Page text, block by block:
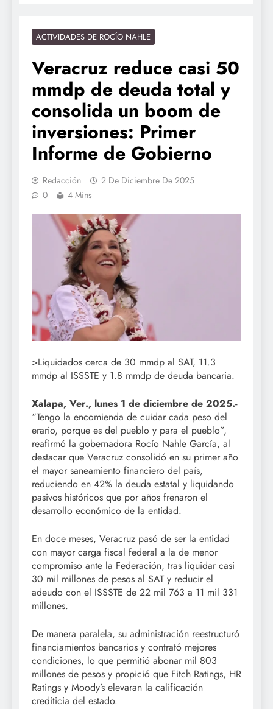
ACTIVIDADES DE ROCÍO NAHLE
Veracruz reduce casi 50
mmdp de deuda total y
consolida un boom de
inversiones: Primer
Informe de Gobierno
Redacción
2 De Diciembre De 2025
0
4 Mins
>Liquidados cerca de 30 mmdp al SAT, 11.3
mmdp al ISSSTE y 1.8 mmdp de deuda bancaria.
Xalapa, Ver., lunes 1 de diciembre de 2025.-
“Tengo la encomienda de cuidar cada peso del
erario, porque es del pueblo y para el pueblo”,
reafirmó la gobernadora Rocío Nahle García, al
destacar que Veracruz consolidó en su primer año
el mayor saneamiento financiero del país,
reduciendo en 42% la deuda estatal y liquidando
pasivos históricos que por años frenaron el
desarrollo económico de la entidad.
En doce meses, Veracruz pasó de ser la entidad
con mayor carga fiscal federal a la de menor
compromiso ante la Federación, tras liquidar casi
30 mil millones de pesos al SAT y reducir el
adeudo con el ISSSTE de 22 mil 763 a 11 mil 331
millones.
De manera paralela, su administración reestructuró
financiamientos bancarios y contrató mejores
condiciones, lo que permitió abonar mil 803
millones de pesos y propició que Fitch Ratings, HR
Ratings y Moody’s elevaran la calificación
crediticia del estado.